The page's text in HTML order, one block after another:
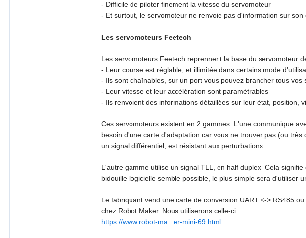
- Difficile de piloter finement la vitesse du servomoteur
- Et surtout, le servomoteur ne renvoie pas d'information sur son
Les servomoteurs Feetech
Les servomoteurs Feetech reprennent la base du servomoteur
- Leur course est réglable, et illimitée dans certains mode
- Ils sont chaînables, sur un port vous pouvez brancher tous vos
- Leur vitesse et leur accélération sont paramétrables
- Ils renvoient des informations détaillées sur leur état, position,
Ces servomoteurs existent en 2 gammes. L'une communique
besoin d'une carte d'adaptation car vous ne trouver pas (ou
un signal différentiel, est résistant aux perturbations.
L'autre gamme utilise un signal TLL, en half duplex. Cela
bidouille logicielle semble possible, le plus simple sera d'utiliser
Le fabriquant vend une carte de conversion UART <-> RS485
chez Robot Maker. Nous utiliserons celle-ci :
https://www.robot-ma...er-mini-69.html